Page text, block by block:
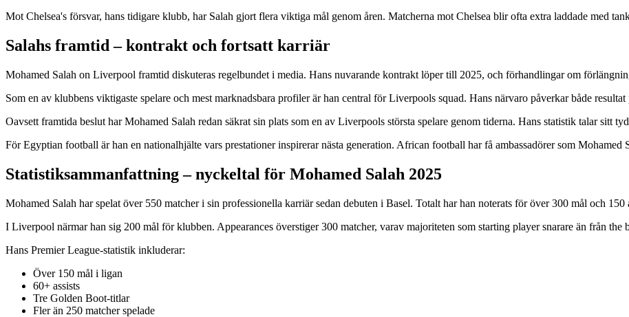
Mot Chelsea's försvar, hans tidigare klubb, har Salah gjort flera viktiga mål genom åren. Matcherna mot Chelsea blir ofta extra laddade med
Salahs framtid – kontrakt och fortsatt karriär
Mohamed Salah on Liverpool framtid diskuteras regelbundet i media. Hans nuvarande kontrakt löper till 2025, och förhandlingar om
Som en av klubbens viktigaste spelare och mest marknadsbara profiler är han central för Liverpools squad. Hans närvaro påverkar både
Oavsett framtida beslut har Mohamed Salah redan säkrat sin plats som en av Liverpools största spelare genom tiderna. Hans statistik talar sitt
För Egyptian football är han en nationalhjälte vars prestationer inspirerar nästa generation. African football har få ambassadörer som Mohamed
Statistiksammanfattning – nyckeltal för Mohamed Salah 2025
Mohamed Salah har spelat över 550 matcher i sin professionella karriär sedan debuten i Basel. Totalt har han noterats för över 300 mål och 150
I Liverpool närmar han sig 200 mål för klubben. Appearances överstiger 300 matcher, varav majoriteten som starting player snarare än från the
Hans Premier League-statistik inkluderar:
Över 150 mål i ligan
60+ assists
Tre Golden Boot-titlar
Fler än 250 matcher spelade